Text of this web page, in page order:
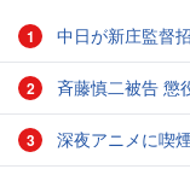
1 中日が新庄監督
2 斉藤慎二被告 懲
3 深夜アニメに喫